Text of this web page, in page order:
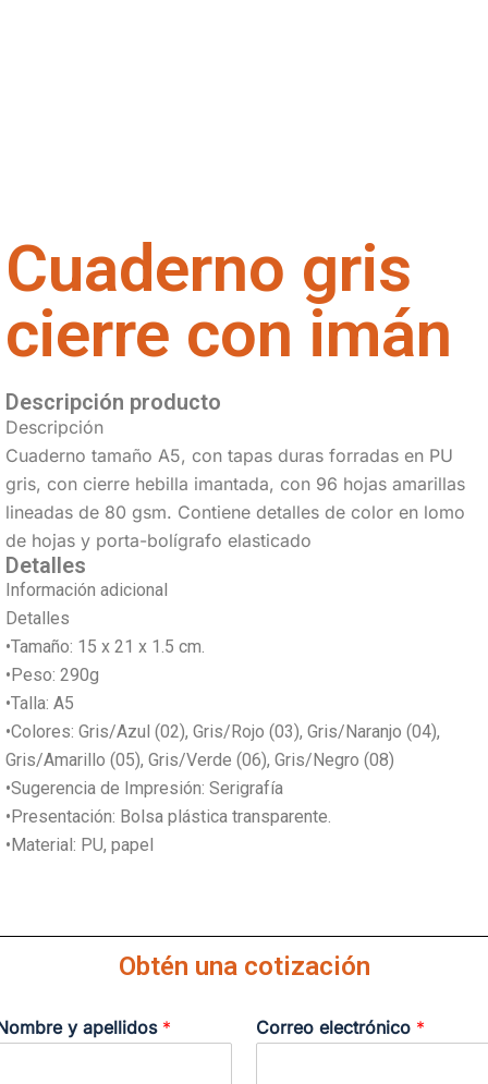
Cuaderno gris
cierre con imán
Descripción producto
Descripción
Cuaderno tamaño A5, con tapas duras forradas en PU
gris, con cierre hebilla imantada, con 96 hojas amarillas
lineadas de 80 gsm. Contiene detalles de color en lomo
de hojas y porta-bolígrafo elasticado
Detalles
Información adicional
Detalles
•Tamaño: 15 x 21 x 1.5 cm.
•Peso: 290g
•Talla: A5
•Colores: Gris/Azul (02), Gris/Rojo (03), Gris/Naranjo (04),
Gris/Amarillo (05), Gris/Verde (06), Gris/Negro (08)
•Sugerencia de Impresión: Serigrafía
•Presentación: Bolsa plástica transparente.
•Material: PU, papel
Obtén una cotización
y apellidos * Correo electrónico *